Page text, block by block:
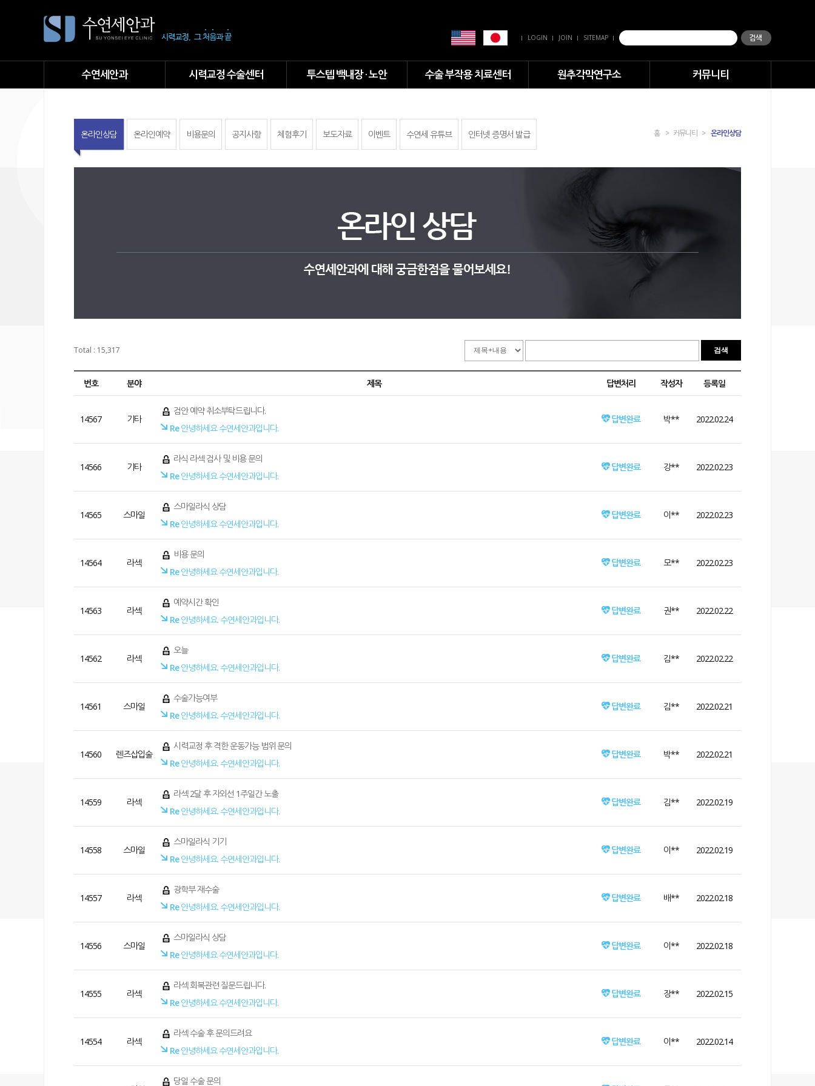
LOGIN JOIN SITEMAP
수연세안과 시력교정 수술센터 투스텝 백내장 · 노안 수술 부작용 치료센터 원추각막연구소 커뮤니티
온라인상담 온라인예약 비용문의 공지사항 체험후기 보도자료 이벤트 수연세 유튜브 인터넷 증명서 발급 홈 > 커뮤니티 > 온라인상담
Total : 15,317
번호 분야 제목 답변처리 작성자 등록일
14567 기타
검안 예약 취소부탁드립니다.
Re안녕하세요 수연세안과입니다.
답변완료 박** 2022.02.24
14566 기타
라식 라섹 검사 및 비용 문의
Re안녕하세요 수연세안과입니다.
답변완료 강** 2022.02.23
14565 스마일
스마일라식 상담
Re안녕하세요 수연세안과입니다.
답변완료 이** 2022.02.23
14564 라섹
비용 문의
Re안녕하세요 수연세안과입니다.
답변완료 모** 2022.02.23
14563 라섹
예약시간 확인
Re안녕하세요. 수연세안과입니다.
답변완료 권** 2022.02.22
14562 라섹
오늘
Re안녕하세요. 수연세안과입니다.
답변완료 김** 2022.02.22
14561 스마일
수술가능여부
Re안녕하세요. 수연세안과입니다.
답변완료 김** 2022.02.21
14560 렌즈삽입술
시력교정 후 격한 운동가능 범위 문의
Re안녕하세요. 수연세안과입니다.
답변완료 박** 2022.02.21
14559 라섹
라섹 2달 후 자외선 1주일간 노출
Re안녕하세요. 수연세안과입니다.
답변완료 김** 2022.02.19
14558 스마일
스마일라식 기기
Re안녕하세요. 수연세안과입니다.
답변완료 이** 2022.02.19
14557 라섹
광학부 재수술
Re안녕하세요. 수연세안과입니다.
답변완료 배** 2022.02.18
14556 스마일
스마일라식 상담
Re안녕하세요 수연세안과입니다.
답변완료 이** 2022.02.18
14555 라섹
라섹 회복관련 질문드립니다.
Re안녕하세요 수연세안과입니다.
답변완료 장** 2022.02.15
14554 라섹
라섹 수술 후 문의드려요
Re안녕하세요 수연세안과입니다.
답변완료 이** 2022.02.14
당일 수술 문의